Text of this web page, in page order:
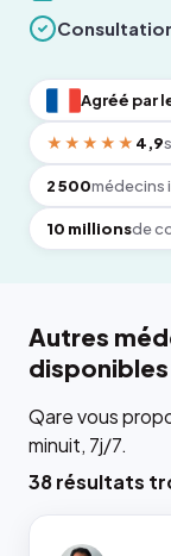
Agréé par
★★★★★ 4,9
2 500médecins
10 millionsde
Autres
Qare vous
minuit, 7j/7.
38 résultats